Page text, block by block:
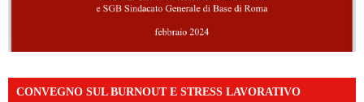
CONVEGNO SUL BURNOUT E STRESS LAVORATIVO